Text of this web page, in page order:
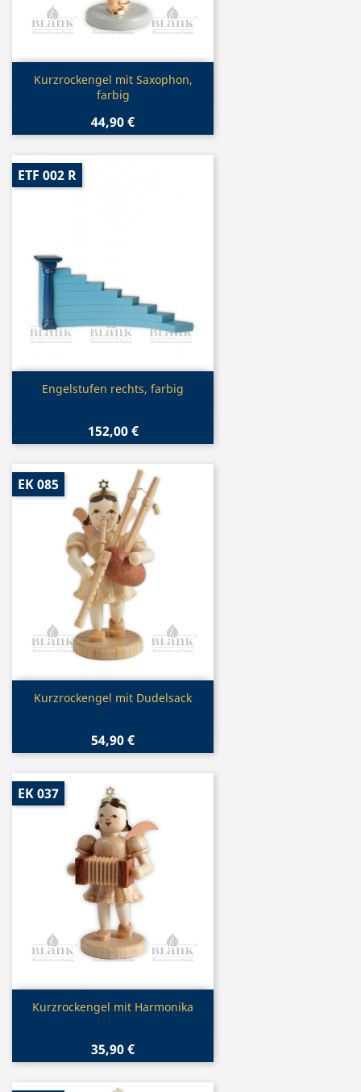
Vorschau
Kurzrockengel mit Saxophon,
farbig
44,90 €
Vorschau
Engelstufen rechts, farbig
152,00 €
ETF 002 R
Vorschau
Kurzrockengel mit Dudelsack
54,90 €
EK 085
Vorschau
Kurzrockengel mit Harmonika
35,90 €
EK 037